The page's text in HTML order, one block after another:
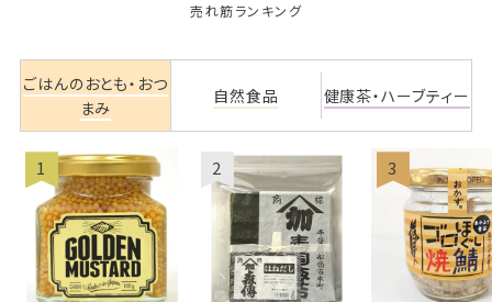
売れ筋ランキング
ごはんのおとも・おつ
まみ
自然食品 健康茶・ハーブティー